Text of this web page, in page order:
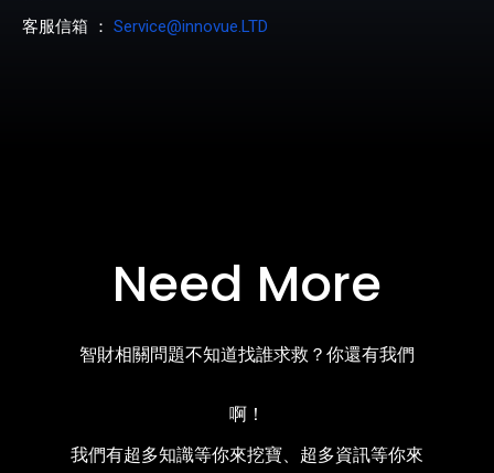
客服信箱 ： Service@innovue.LTD
Need More
智財相關問題不知道找誰求救？你還有我們
啊！
我們有超多知識等你來挖寶、超多資訊等你來